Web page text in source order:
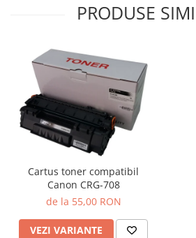
PRODUSE
Cartus toner compatibil
Canon CRG-708
de la 55,00 RON
VEZI VARIANTE